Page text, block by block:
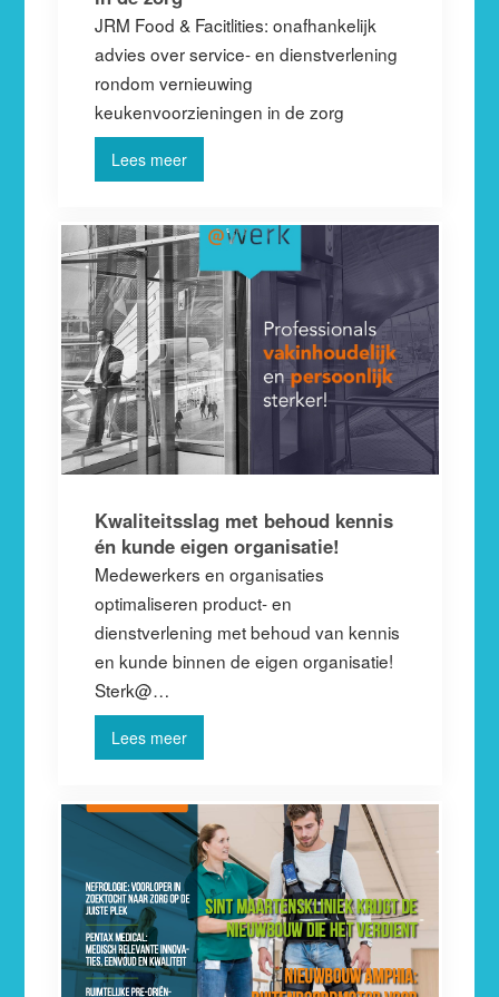
JRM Food & Facitlities: onafhankelijk
advies over service- en dienstverlening
rondom vernieuwing
keukenvoorzieningen in de zorg
Lees meer
Kwaliteitsslag met behoud kennis
én kunde eigen organisatie!
Medewerkers en organisaties
optimaliseren product- en
dienstverlening met behoud van kennis
en kunde binnen de eigen organisatie!
Sterk@…
Lees meer